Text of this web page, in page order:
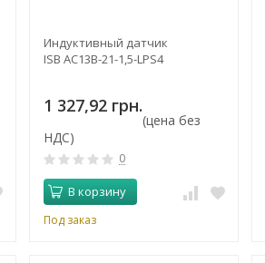
Индуктивный датчик
ISB AC13B-21-1,5-LPS4
1 327,92 грн.
(цена без
НДС)
0
В корзину
Под заказ